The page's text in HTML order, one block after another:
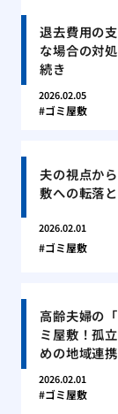
退去費用の
な場合の対
続き
2026.02.05
ゴミ屋敷
夫の視点か
敷への転落
2026.02.01
ゴミ屋敷
高齢夫婦の
ミ屋敷！孤
めの地域連携
2026.02.01
ゴミ屋敷